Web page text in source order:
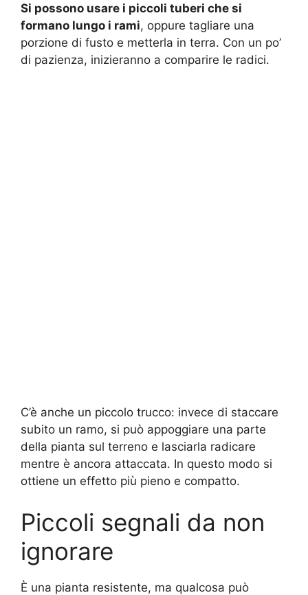
Si possono usare i piccoli tuberi che si
formano lungo i rami, oppure tagliare una
porzione di fusto e metterla in terra. Con un po’
di pazienza, inizieranno a comparire le radici.
C’è anche un piccolo trucco: invece di staccare
subito un ramo, si può appoggiare una parte
della pianta sul terreno e lasciarla radicare
mentre è ancora attaccata. In questo modo si
ottiene un effetto più pieno e compatto.
Piccoli segnali da non
ignorare
È una pianta resistente, ma qualcosa può